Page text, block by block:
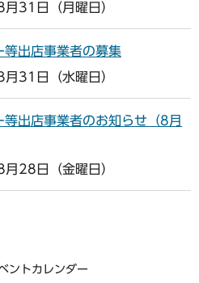
31日（月曜日）
等出店事業者の募集
31日（水曜日）
出店事業者のお知らせ（8月
28日（金曜日）
ントカレンダー